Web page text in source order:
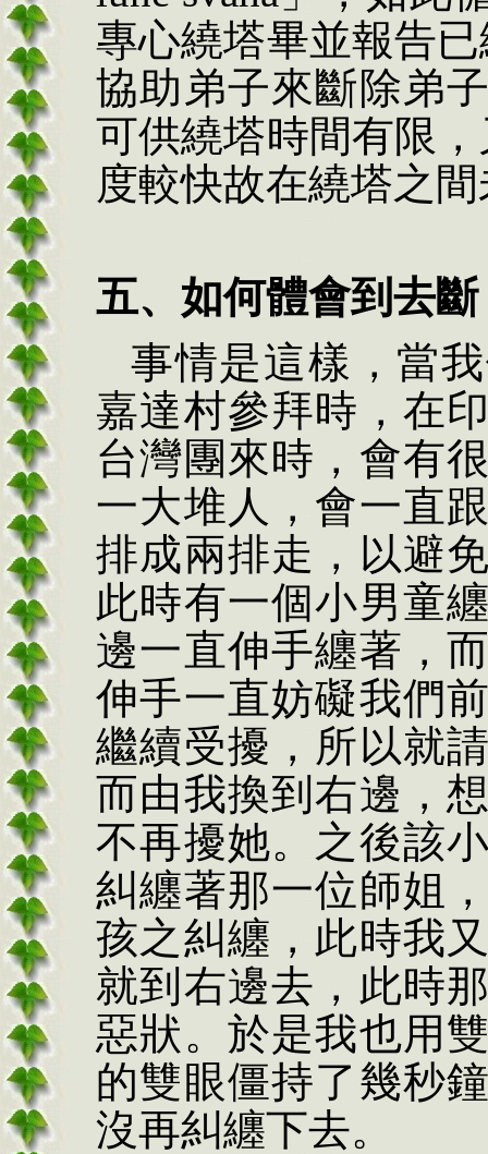
專心繞塔畢並報告
協助弟子來斷除弟
可供繞塔時間有限
度較快故在繞塔之
五、如何體會到去
事情是這樣，當
嘉達村參拜時，在
台灣團來時，會有
一大堆人，會一直
排成兩排走，以避
此時有一個小男童
邊一直伸手纏著，
伸手一直妨礙我們
繼續受擾，所以就
而由我換到右邊，
不再擾她。之後該
糾纏著那一位師姐
孩之糾纏，此時我
就到右邊去，此時
惡狀。於是我也用
的雙眼僵持了幾秒
沒再糾纏下去。